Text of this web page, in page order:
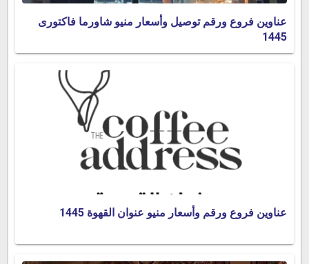
عناوين فروع ورقم توصيل وأسعار منيو شاورما فاكتورى
1445
عناوين فروع ورقم وأسعار منيو عنوان القهوة 1445